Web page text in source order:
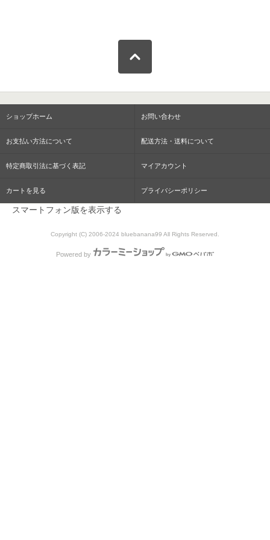
ショップホーム お問い合わせ
お支払い方法について 配送方法・送料について
特定商取引法に基づく表記 マイアカウント
カートを見る プライバシーポリシー
スマートフォン版を表示する
Copyright (C) 2006-2024 bluebanana99 All Rights Reserved.
Powered by